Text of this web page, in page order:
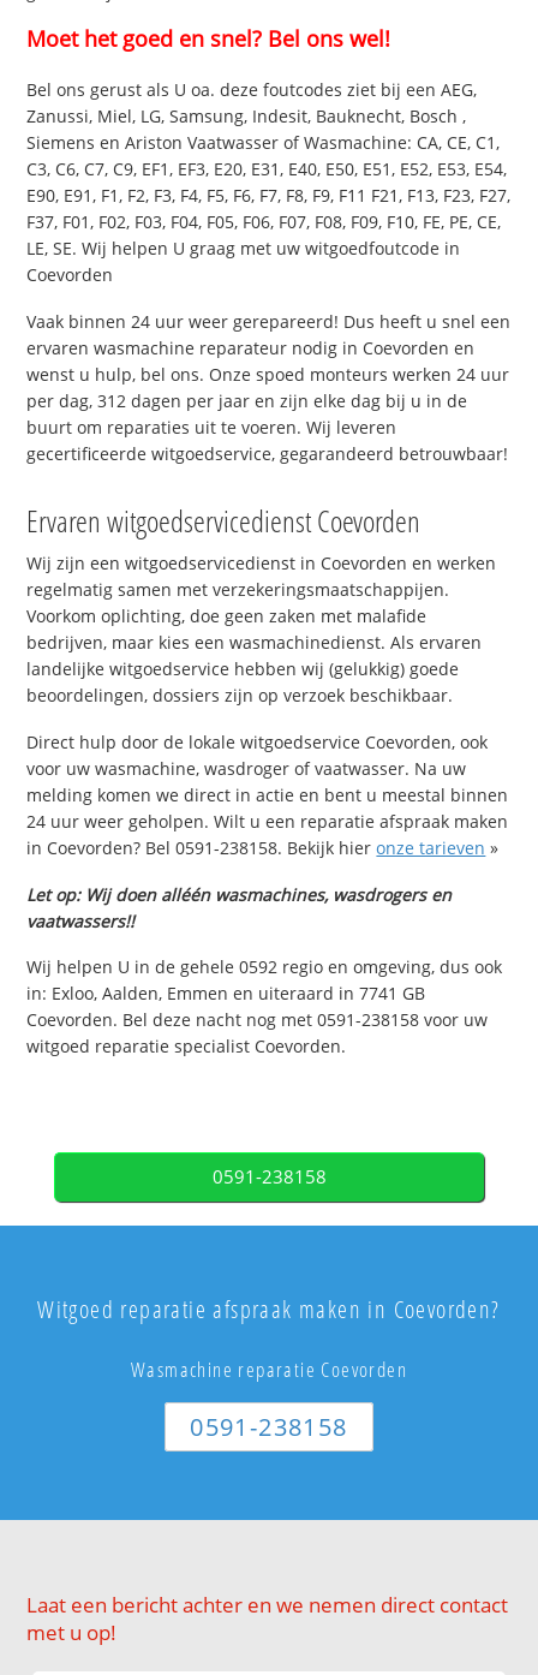
Moet het goed en snel? Bel ons wel!
Bel ons gerust als U oa. deze foutcodes ziet bij een AEG,
Zanussi, Miel, LG, Samsung, Indesit, Bauknecht, Bosch ,
Siemens en Ariston Vaatwasser of Wasmachine: CA, CE, C1,
C3, C6, C7, C9, EF1, EF3, E20, E31, E40, E50, E51, E52, E53, E54,
E90, E91, F1, F2, F3, F4, F5, F6, F7, F8, F9, F11 F21, F13, F23, F27,
F37, F01, F02, F03, F04, F05, F06, F07, F08, F09, F10, FE, PE, CE,
LE, SE. Wij helpen U graag met uw witgoedfoutcode in
Coevorden
Vaak binnen 24 uur weer gerepareerd! Dus heeft u snel een
ervaren wasmachine reparateur nodig in Coevorden en
wenst u hulp, bel ons. Onze spoed monteurs werken 24 uur
per dag, 312 dagen per jaar en zijn elke dag bij u in de
buurt om reparaties uit te voeren. Wij leveren
gecertificeerde witgoedservice, gegarandeerd betrouwbaar!
Ervaren witgoedservicedienst Coevorden
Wij zijn een witgoedservicedienst in Coevorden en werken
regelmatig samen met verzekeringsmaatschappijen.
Voorkom oplichting, doe geen zaken met malafide
bedrijven, maar kies een wasmachinedienst. Als ervaren
landelijke witgoedservice hebben wij (gelukkig) goede
beoordelingen, dossiers zijn op verzoek beschikbaar.
Direct hulp door de lokale witgoedservice Coevorden, ook
voor uw wasmachine, wasdroger of vaatwasser. Na uw
melding komen we direct in actie en bent u meestal binnen
24 uur weer geholpen. Wilt u een reparatie afspraak maken
in Coevorden? Bel 0591-238158. Bekijk hieronze tarieven »
Let op: Wij doen alléén wasmachines, wasdrogers en
vaatwassers!!
Wij helpen U in de gehele 0592 regio en omgeving, dus ook
in: Exloo, Aalden, Emmen en uiteraard in 7741 GB
Coevorden. Bel deze nacht nog met 0591-238158 voor uw
witgoed reparatie specialist Coevorden.
0591-238158
Witgoed reparatie afspraak maken in Coevorden?
Wasmachine reparatie Coevorden
0591-238158
Laat een bericht achter en we nemen direct contact
met u op!